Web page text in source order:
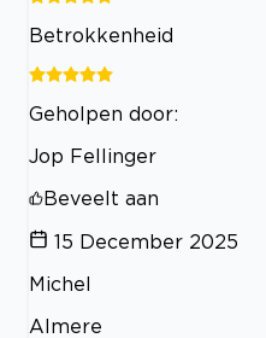
Betrokkenheid
Geholpen door:
Jop Fellinger
Beveelt aan
15 December 2025
Michel
Almere